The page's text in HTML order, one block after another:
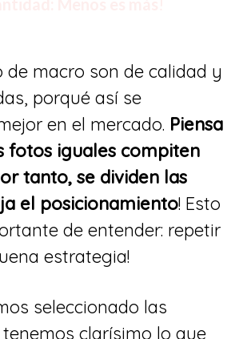
de macro son de calidad y
porqué así se
en el mercado. Piensa
fotos iguales compiten
tanto, se dividen las
el posicionamiento! Esto
de entender: repetir
estrategia!
seleccionado las
clarísimo lo que